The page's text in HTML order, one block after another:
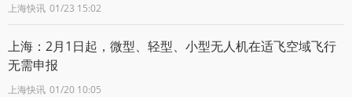
上海快讯 01/23 15:02
上海：2月1日起，微型、轻型、小型无人机在适飞空域飞行
无需申报
上海快讯 01/20 10:05